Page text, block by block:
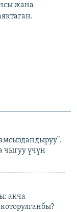
жана
чыгуу үчүн
акча